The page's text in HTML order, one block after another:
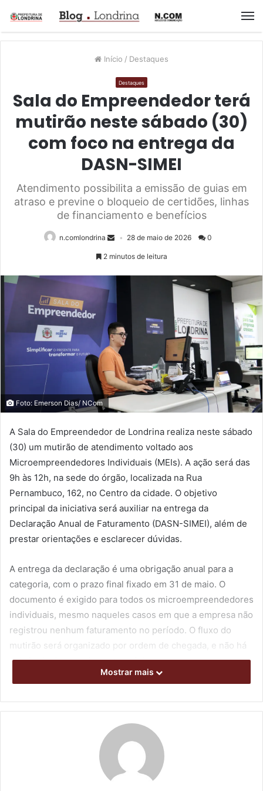
Início / Destaques
Destaques
Sala do Empreendedor terá
mutirão neste sábado (30)
com foco na entrega da
DASN-SIMEI
Atendimento possibilita a emissão de guias em
atraso e previne o bloqueio de certidões, linhas
de financiamento e benefícios
n.comlondrina 28 de maio de 2026 0
2 minutos de leitura
Foto: Emerson Dias/ NCom
A Sala do Empreendedor de Londrina realiza neste sábado
(30) um mutirão de atendimento voltado aos
Microempreendedores Individuais (MEIs). A ação será das
9h às 12h, na sede do órgão, localizada na Rua
Pernambuco, 162, no Centro da cidade. O objetivo
principal da iniciativa será auxiliar na entrega da
Declaração Anual de Faturamento (DASN-SIMEI), além de
prestar orientações e esclarecer dúvidas.
A entrega da declaração é uma obrigação anual para a
categoria, com o prazo final fixado em 31 de maio. O
documento é exigido para todos os microempreendedores
individuais, mesmo naqueles casos em que a empresa não
registrou nenhum faturamento no período. O fluxo do
mutirão será organizado por ordem de chegada, e não há
exigência de agendamento prévio.
e reunir a documentação necessária. É indispensável
apresentar o número do CNPJ e o valor do faturamento
bruto da empresa referente ao ano de 2025. Quando o
titular da empresa chega com as informações já
organizadas, o tempo do procedimento costuma variar de
Mostrar mais